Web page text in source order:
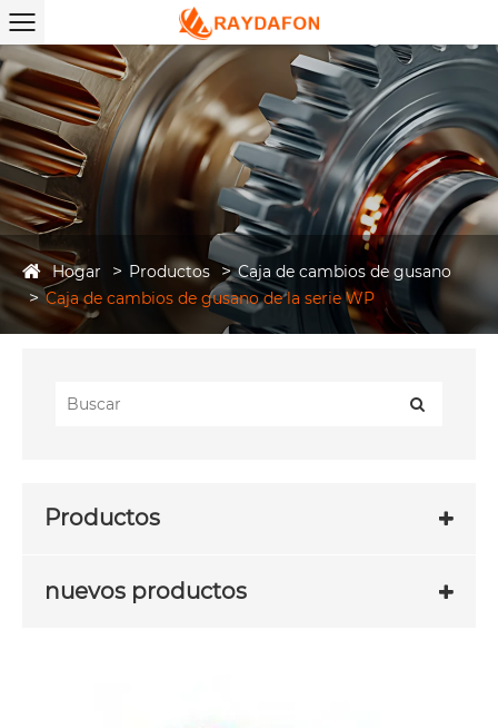
Hogar Productos
Caja de cambios de gusano
Caja de cambios de gusano de la serie WP
Productos
nuevos productos